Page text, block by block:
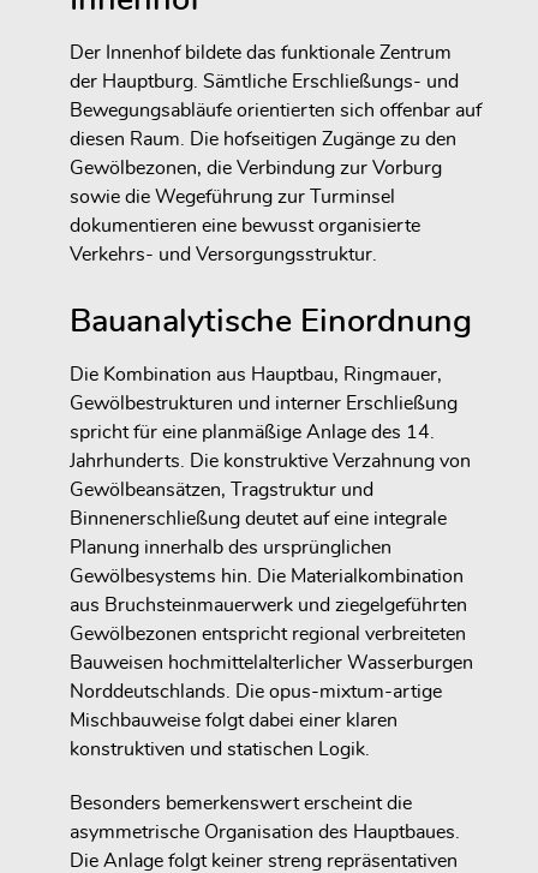
Der Innenhof bildete das funktionale Zentrum
der Hauptburg. Sämtliche Erschließungs- und
Bewegungsabläufe orientierten sich offenbar auf
diesen Raum. Die hofseitigen Zugänge zu den
Gewölbezonen, die Verbindung zur Vorburg
sowie die Wegeführung zur Turminsel
dokumentieren eine bewusst organisierte
Verkehrs- und Versorgungsstruktur.
Bauanalytische Einordnung
Die Kombination aus Hauptbau, Ringmauer,
Gewölbestrukturen und interner Erschließung
spricht für eine planmäßige Anlage des 14.
Jahrhunderts. Die konstruktive Verzahnung von
Gewölbeansätzen, Tragstruktur und
Binnenerschließung deutet auf eine integrale
Planung innerhalb des ursprünglichen
Gewölbesystems hin. Die Materialkombination
aus Bruchsteinmauerwerk und ziegelgeführten
Gewölbezonen entspricht regional verbreiteten
Bauweisen hochmittelalterlicher Wasserburgen
Norddeutschlands. Die opus-mixtum-artige
Mischbauweise folgt dabei einer klaren
konstruktiven und statischen Logik.
Besonders bemerkenswert erscheint die
asymmetrische Organisation des Hauptbaues.
Die Anlage folgt keiner streng repräsentativen